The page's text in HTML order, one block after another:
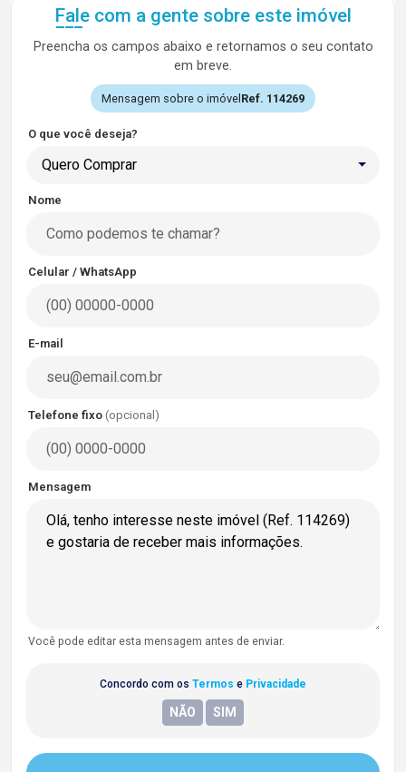
Fale com a gente sobre este imóvel
Preencha os campos abaixo e retornamos o seu contato
em breve.
Mensagem sobre o imóvel Ref. 114269
O que você deseja?
Quero Comprar
Nome
Celular / WhatsApp
E-mail
Telefone fixo (opcional)
Mensagem
Você pode editar esta mensagem antes de enviar.
Concordo com os Termos e Privacidade